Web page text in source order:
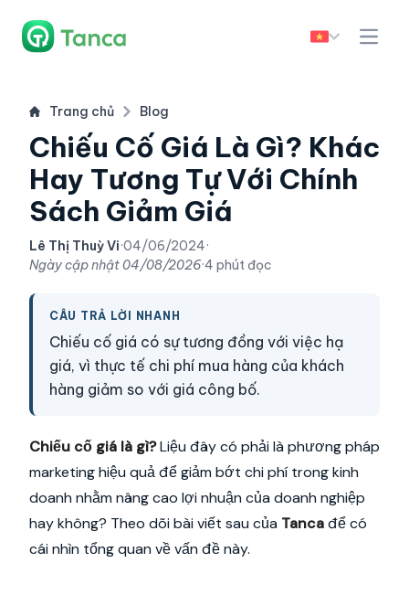
Trang chủ Blog
Chiếu Cố Giá Là Gì? Khác
Hay Tương Tự Với Chính
Sách Giảm Giá
Lê Thị Thuỳ Vi·04/06/2024·
Ngày cập nhật04/08/2026·4 phút đọc
CÂU TRẢ LỜI NHANH
Chiếu cố giá có sự tương đồng với việc hạ
giá, vì thực tế chi phí mua hàng của khách
hàng giảm so với giá công bố.
Chiếu cố giá là gì?Liệu đây có phải là phương pháp
marketing hiệu quả để giảm bớt chi phí trong kinh
doanh nhằm nâng cao lợi nhuận của doanh nghiệp
hay không? Theo dõi bài viết sau của Tancađể có
cái nhìn tổng quan về vấn đề này.